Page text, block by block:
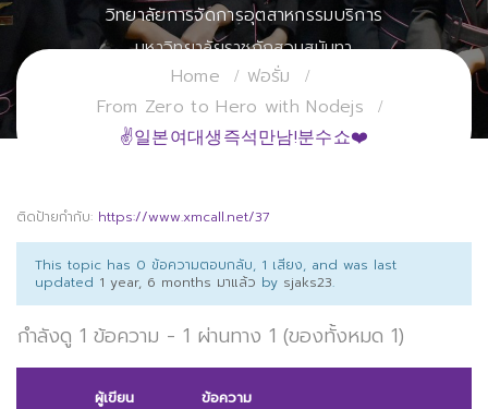
วิทยาลัยการจัดการอุตสาหกรรมบริการ
มหาวิทยาลัยราชภัฏสวนสุนันทา
Home
ฟอรั่ม
From Zero to Hero with Nodejs
✌일본여대생즉석만남!분수쇼❤️
ติดป้ายกำกับ: https://www.xmcall.net/37
This topic has 0 ข้อความตอบกลับ, 1 เสียง, and was last
updated 1 year, 6 months มาแล้ว by sjaks23.
กำลังดู 1 ข้อความ - 1 ผ่านทาง 1 (ของทั้งหมด 1)
ผู้เขียน ข้อความ